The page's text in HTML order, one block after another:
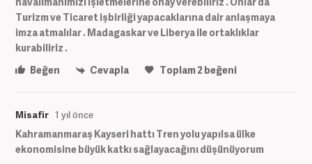
Turizm ve Ticaret işbirliği yapacaklarına dair anlaşmaya
imza atmalılar . Madagaskar ve Liberya ile ortaklıklar
kurabiliriz .
Beğen
Cevapla Toplam2beğeni
Misafir 1 yıl önce
Kahramanmaraş Kayseri hattı Tren yolu yapılsa ülke
ekonomisine büyük katkı sağlayacağını düşünüyorum